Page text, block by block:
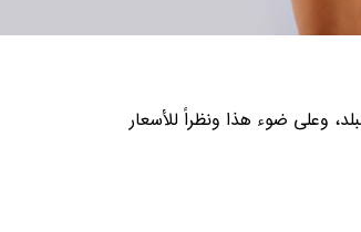
تبديل مفصل الركبة سنوياً في هذا البلد، وعلى ضوء هذا ونظراً للأسعار